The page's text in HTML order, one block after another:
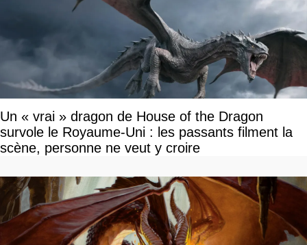
Un « vrai » dragon de House of the Dragon
survole le Royaume-Uni : les passants filment la
scène, personne ne veut y croire